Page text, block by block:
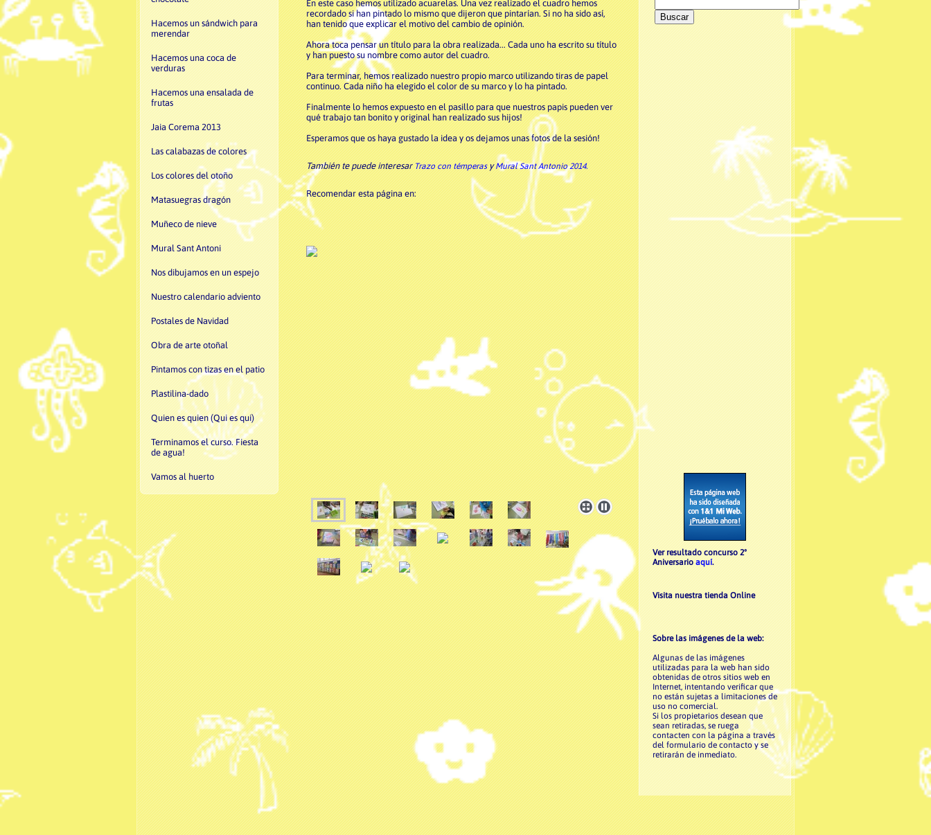
Hacemos un sándwich para
merendar
Hacemos una coca de
verduras
Hacemos una ensalada de
frutas
Jaia Corema 2013
Las calabazas de colores
Los colores del otoño
Matasuegras dragón
Muñeco de nieve
Mural Sant Antoni
Nos dibujamos en un espejo
Nuestro calendario adviento
Postales de Navidad
Obra de arte otoñal
Pintamos con tizas en el patio
Plastilina-dado
Quien es quien (Qui es qui)
Terminamos el curso. Fiesta
de agua!
Vamos al huerto
En este caso hemos utilizado acuarelas. Una vez realizado el cuadro hemos
recordado si han pintado lo mismo que dijeron que pintarían. Si no ha sido así,
han tenido que explicar el motivo del cambio de opinión.
Ahora toca pensar un título para la obra realizada... Cada uno ha escrito su título
y han puesto su nombre como autor del cuadro.
Para terminar, hemos realizado nuestro propio marco utilizando tiras de papel
continuo. Cada niño ha elegido el color de su marco y lo ha pintado.
Finalmente lo hemos expuesto en el pasillo para que nuestros papis pueden ver
qué trabajo tan bonito y original han realizado sus hijos!
Esperamos que os haya gustado la idea y os dejamos unas fotos de la sesión!
También te puede interesarTrazo con témperasyMural Sant Antonio 2014.
Recomendar esta página en:
Ver resultado concurso 2º
Aniversario aquí.
Visita nuestra tienda Online
Sobre las imágenes de la web:
Algunas de las imágenes
utilizadas para la web han sido
obtenidas de otros sitios web en
Internet, intentando verificar que
no están sujetas a limitaciones de
uso no comercial.
Si los propietarios desean que
sean retiradas, se ruega
contacten con la página a través
del formulario de contacto y se
retirarán de inmediato.